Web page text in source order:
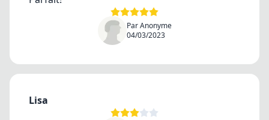
Par Anonyme
04/03/2023
Lisa